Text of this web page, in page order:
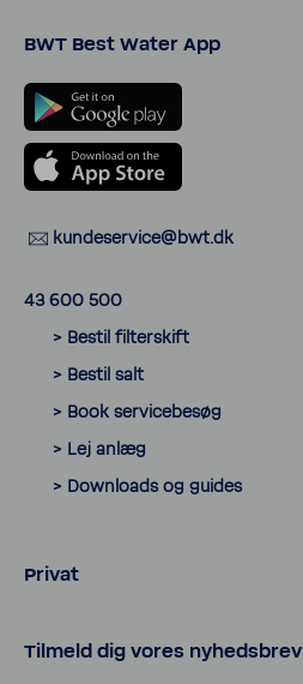
BWT Best Water App
kunde­ser­vice@bwt.dk
43 600 500
> Bestil filter­skift
> Bestil salt
> Book servicebesøg
> Lej anlæg
> Down­loads og guides
Privat
> Salt og tilbehør til blødgøring
Tilmeld dig vores nyheds­brev